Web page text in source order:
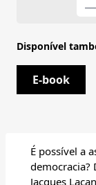
Disponível
E-book
É possível a
democracia?
Jacques